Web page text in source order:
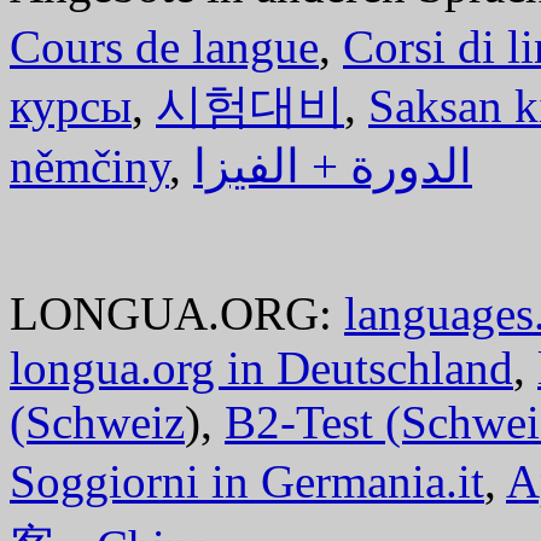
Cours de langue, Corsi di
курсы, 시험대비, Saksan
němčiny, الدورة + الفيزا
LONGUA.ORG:
longua.org in Deutschland,
(Schweiz), B2-Test
Soggiorni in Germania.it,